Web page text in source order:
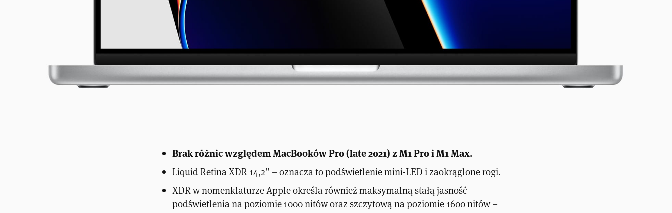
Brak różnic względem MacBooków Pro (late 2021) z M1 Pro i M1 Max.
Liquid Retina XDR 14,2” – oznacza to podświetlenie mini-LED i zaokrąglone rogi.
XDR w nomenklaturze Apple określa również maksymalną stałą jasność
podświetlenia na poziomie 1000 nitów oraz szczytową na poziomie 1600 nitów –